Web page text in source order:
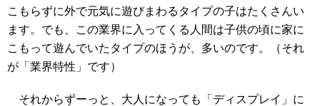
こもらずに外で元気に遊びまわるタイプの子はたくさんい
ます。でも、この業界に入ってくる人間は子供の頃に家に
こもって遊んでいたタイプのほうが、多いのです。（それ
が「業界特性」です）
それからずーっと、大人になっても「ディスプレイ」に